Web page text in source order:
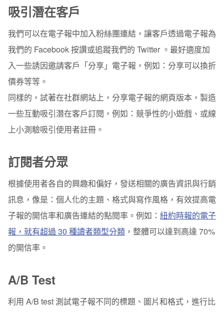
吸引潛在客戶
我們可以在電子報中加入粉絲團連結，讓客戶透過電子報為
我們的 Facebook 按讚或追蹤我們的 Twitter 。最好適度加
入一些誘因邀請客戶「分享」電子報，例如：分享可以換折
價券等等。
同樣的，試著在社群網站上，分享電子報的網頁版本，製造
一些互動吸引潛在客戶訂閱，例如：競爭性的小遊戲、或線
上小測驗吸引使用者註冊。
訂閱者分眾
根據使用者各自的興趣和偏好，發送相關的廣告資訊與行銷
訊息，像是：個人化的主題、格式與寫作風格，有效提高電
子報的開信率和廣告連結的點閱率。例如： 紐約時報的電子
報，就有超過 30 種讀者類型分類 ，整體可以達到高達 70%
的開信率。
A/B Test
利用 A/B test 測試電子報不同的標題、圖片和格式，進行比